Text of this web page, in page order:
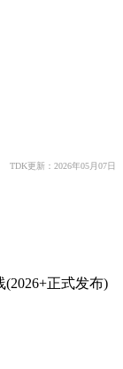
TDK更新：2026年05月07日
正式发布)